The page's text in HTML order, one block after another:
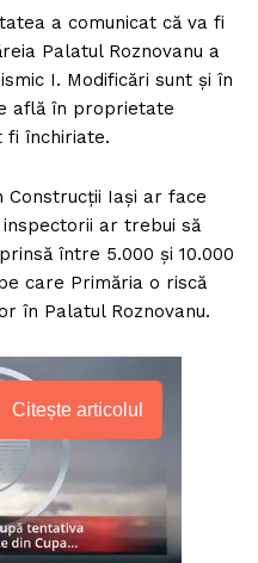
a comunicat că va fi
Palatul Roznovanu a
I. Modificări sunt şi în
află în proprietate
fi închiriate.
Construcţii Iaşi ar face
ar trebui să
între 5.000 şi 10.000
care Primăria o riscă
în Palatul Roznovanu.
Citește articolul